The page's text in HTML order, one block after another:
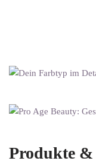
Produkte &